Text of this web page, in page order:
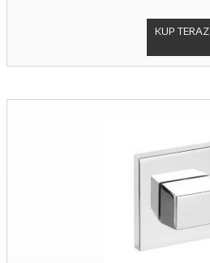
KUP TERAZ